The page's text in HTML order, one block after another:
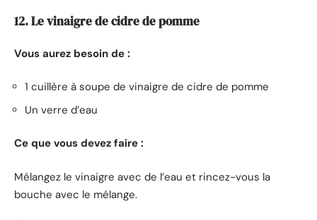
12. Le vinaigre de cidre de pomme
Vous aurez besoin de :
1 cuillère à soupe de vinaigre de cidre de pomme
Un verre d’eau
Ce que vous devez faire :
Mélangez le vinaigre avec de l’eau et rincez-vous la
bouche avec le mélange.